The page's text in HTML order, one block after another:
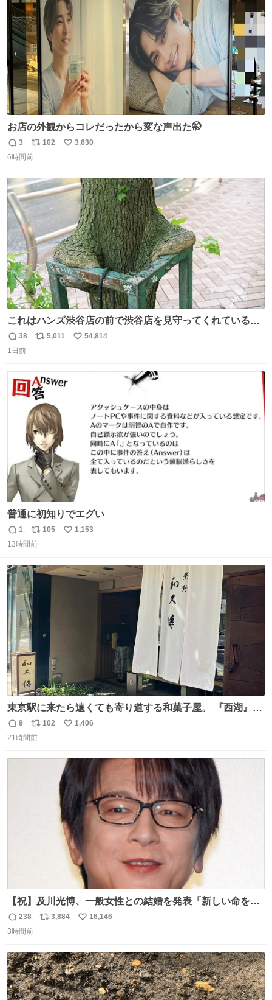
数
お店の外観からコレだったから変な声出た🤭
返
信
3
リ
ポ
ト
数
102
い
数
3,630
6時間前
これはハンズ渋谷店の前で渋谷店を見守ってくれている
「くつろ木」。
返
信
38
リ
ト
数
5,011
い
54,814
1日前
普通に初知りでエグい
返
信
1
リ
ポ
ト
数
105
い
数
1,153
13時間前
東京駅に来たら遠くても寄り道する和菓子屋。 『西湖』と
いう笹に包まれ、蓮根の粉で出来た生菓子がたまらなく美
味しい。 笹の香りと和三盆の風味、蓮粉のもちもちと特徴
返
信
9
リ
ポ
102
い
数
1,406
21時間前
【祝】及川光博、一般女性との結婚を発表「新しい命を授
かっております」 news.livedoor.com/lite/article_d…
「私、及川光博はこの度、交際しておりました方と入籍い
も変わらず俳優として、ミッチーとして、努力し精進して
参ります」とつづった。
返
信
238
リ
ト
数
3,884
い
数
16,146
3時間前